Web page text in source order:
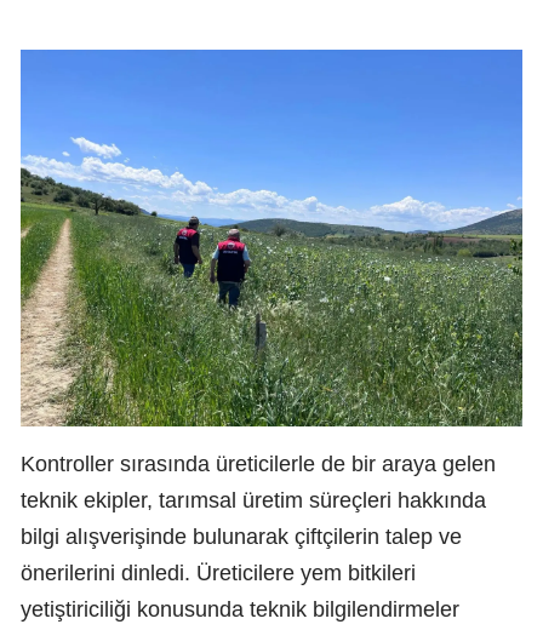
Kontroller sırasında üreticilerle de bir araya gelen
teknik ekipler, tarımsal üretim süreçleri hakkında
bilgi alışverişinde bulunarak çiftçilerin talep ve
önerilerini dinledi. Üreticilere yem bitkileri
yetiştiriciliği konusunda teknik bilgilendirmeler